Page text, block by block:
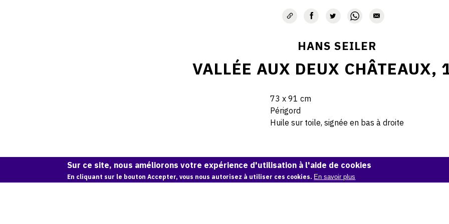
HANS SEILER
VALLÉE AUX DEUX CHÂTEAUX,
73 x 91 cm
Périgord
Huile sur toile, signée en bas à droite
Demande d'information
Sur ce site, nous améliorons votre expérience d'utilisation à l'aide de cookies
En cliquant sur le bouton Accepter, vous nous autorisez à utiliser ces cookies. En savoir plus